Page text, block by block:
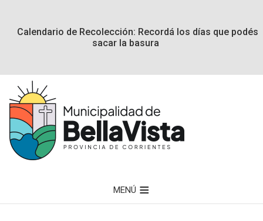
Calendario de Recolección: Recordá los días que podés
sacar la basura
MENÚ